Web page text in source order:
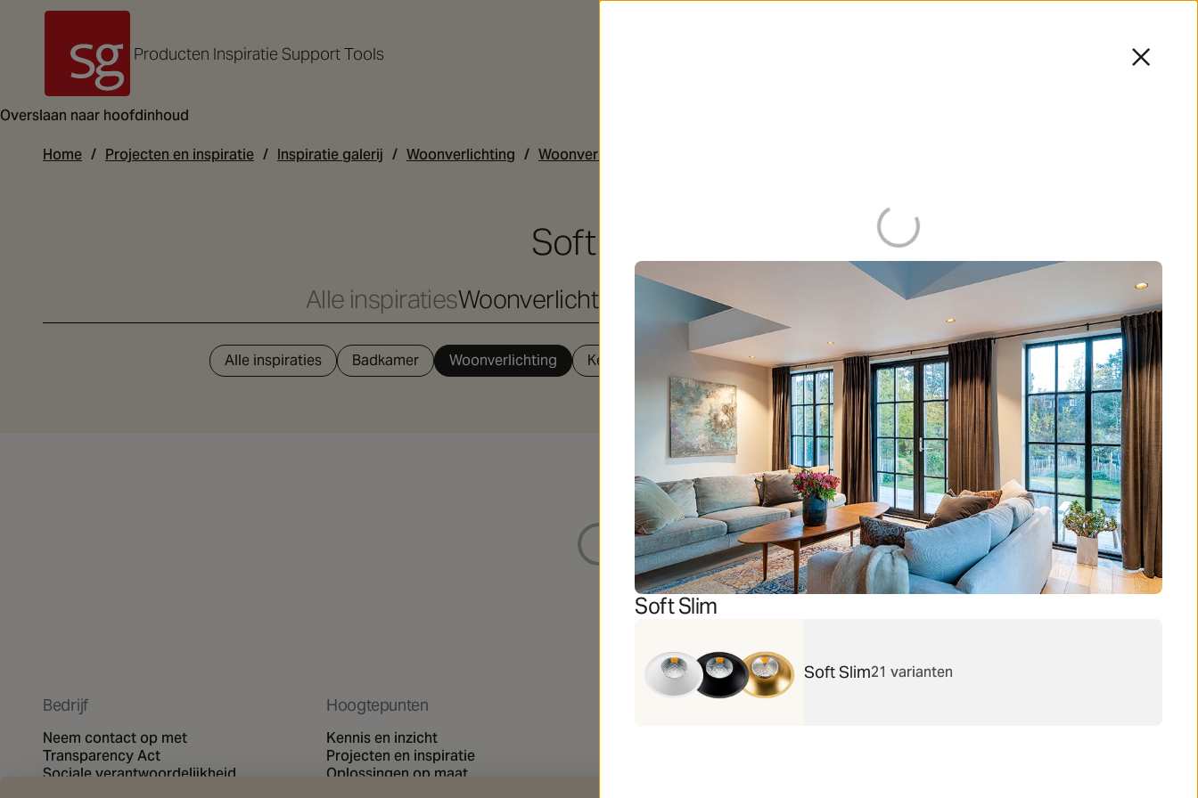
Overslaan naar hoofdinhoud
SG Armaturen
Producten Inspiratie SupportTools Menu
Home Projecten en inspiratie Inspiratie galerij Woonverlichting Woonverlichting
Soft Slim
Alle inspiratiesWoonverlichting Professionele verlichting
Alle inspiraties Badkamer Woonverlichting Keuken Slaapkamers Traphallen Buitenruimtes
wordt geladen
Soft Slim
Soft Slim21 varianten
Bedrijf
Neem contact op met
Transparency Act
Sociale verantwoordelijkheid
Hoogtepunten
Kennis en inzicht
Projecten en inspiratie
Oplossingen op maat